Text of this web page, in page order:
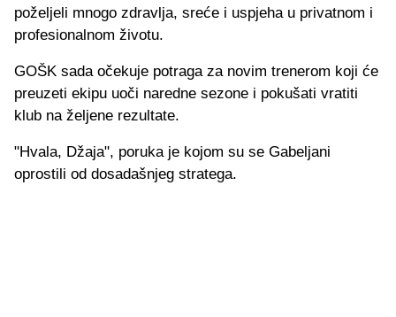
poželjeli mnogo zdravlja, sreće i uspjeha u privatnom i
profesionalnom životu.
GOŠK sada očekuje potraga za novim trenerom koji će
preuzeti ekipu uoči naredne sezone i pokušati vratiti
klub na željene rezultate.
"Hvala, Džaja", poruka je kojom su se Gabeljani
oprostili od dosadašnjeg stratega.